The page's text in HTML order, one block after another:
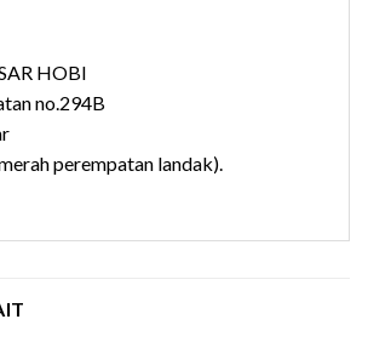
HOBI
no.294B
perempatan landak).